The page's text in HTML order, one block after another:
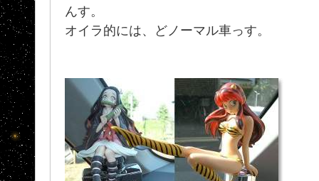
んす。
オイラ的には、どノーマル車っす。